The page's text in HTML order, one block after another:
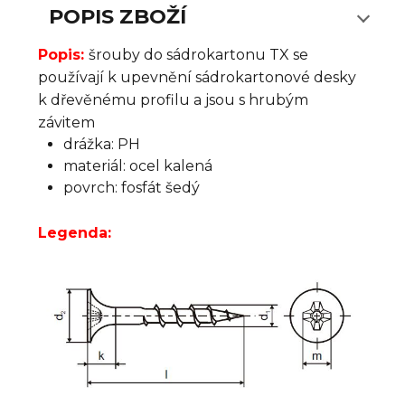
POPIS ZBOŽÍ
Popis: šrouby do sádrokartonu TX se
používají k upevnění sádrokartonové desky
k dřevěnému profilu a jsou s hrubým
závitem
drážka: PH
materiál: ocel kalená
povrch: fosfát šedý
Legenda: